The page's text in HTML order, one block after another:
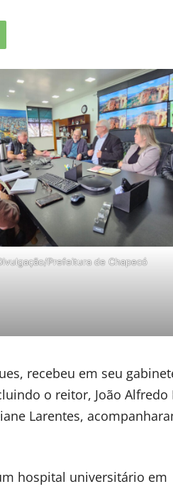
Prefeitura de Chapecó
recebeu em seu
o reitor, João Alfredo
Larentes,
hospital universitário em